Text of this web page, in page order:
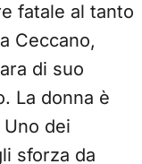
fatale al tanto
Ceccano,
di suo
La donna è
dei
sforza da